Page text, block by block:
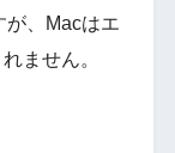
が、Macはエ
ません。